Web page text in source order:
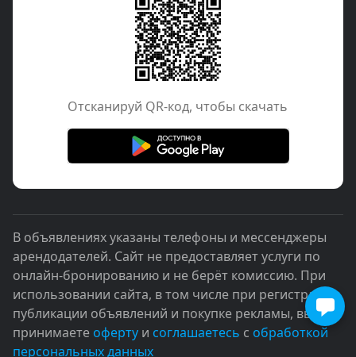
Отcканируй QR-код, чтобы скачать
В объявлениях указаны телефоны и мессенджеры
арендодателей. Сайт не предоставляет услуги по
онлайн-бронированию и не берёт комиссию. При
использовании сайта, в том числе при регистрации,
публикации объявлений и покупке рекламы, вы
принимаете оферту и соглашаетесь с обработкой
персональных данных